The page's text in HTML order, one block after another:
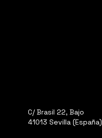
C/ Brasil 22, Bajo
41013 Sevilla (España)